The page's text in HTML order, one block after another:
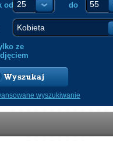
od do
ze
Wyszukaj
wyszukiwanie